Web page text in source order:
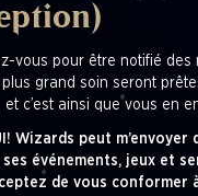
vous pour être notifié
grand soin seront
et c’est ainsi que vous en
Wizards peut
ses événements, jeux et
de vous conformer